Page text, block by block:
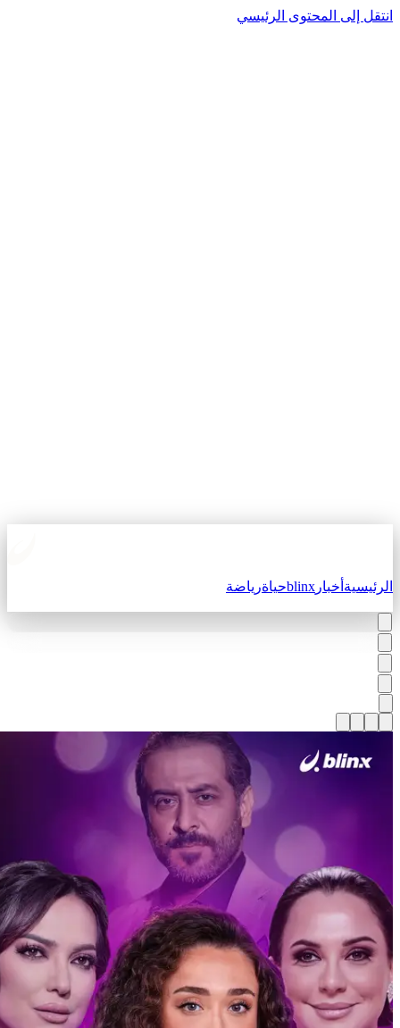
إلى المحتوى الرئيسي
أخبارblinxحياةرياضة